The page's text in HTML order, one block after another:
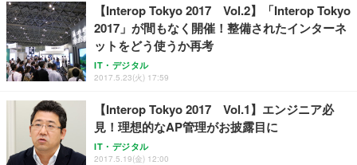
【Interop Tokyo 2017 Vol.2】「Interop Tokyo
2017」が間もなく開催！整備されたインターネ
ットをどう使うか再考
IT・デジタル
2017.5.23(火) 17:59
【Interop Tokyo 2017 Vol.1】エンジニア必
見！理想的なAP管理がお披露目に
IT・デジタル
2017.5.19(金) 12:00